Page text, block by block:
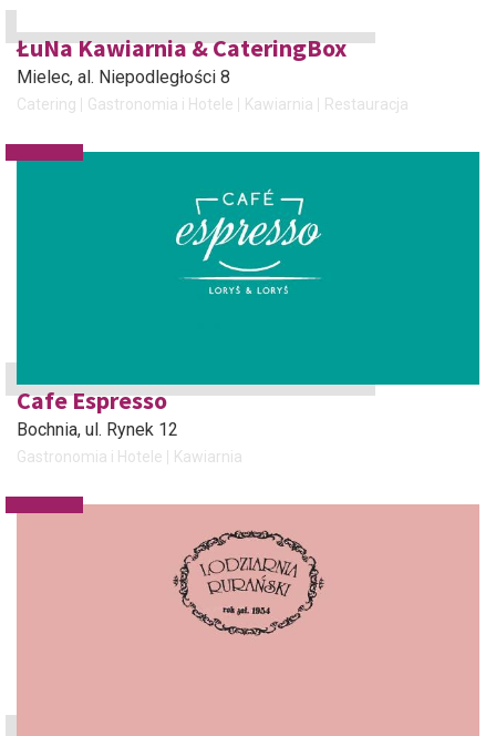
ŁuNa Kawiarnia & CateringBox
Mielec, al. Niepodległości 8
Catering Gastronomia i Hotele Kawiarnia Restauracja
Cafe Espresso
Bochnia, ul. Rynek 12
Gastronomia i Hotele Kawiarnia